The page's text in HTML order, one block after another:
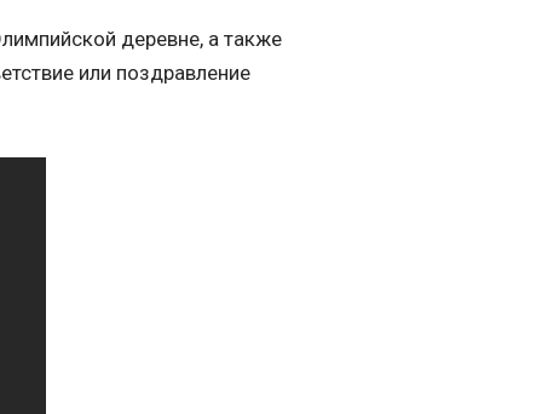
деревне, а также
или поздравление